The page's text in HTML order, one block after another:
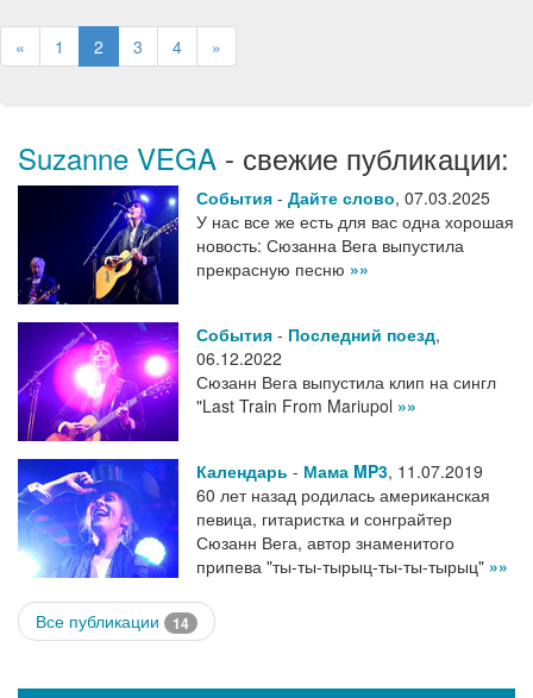
« 1 2 3 4 »
Suzanne VEGA - свежие публикации:
События - Дайте слово, 07.03.2025
У нас все же есть для вас одна хорошая
новость: Сюзанна Вега выпустила
прекрасную песню »»
События - Последний поезд,
06.12.2022
Сюзанн Вега выпустила клип на сингл
"Last Train From Mariupol »»
Календарь - Мама MP3, 11.07.2019
60 лет назад родилась американская
певица, гитаристка и сонграйтер
Сюзанн Вега, автор знаменитого
припева "ты-ты-тырыц-ты-ты-тырыц" »»
Все публикации 14